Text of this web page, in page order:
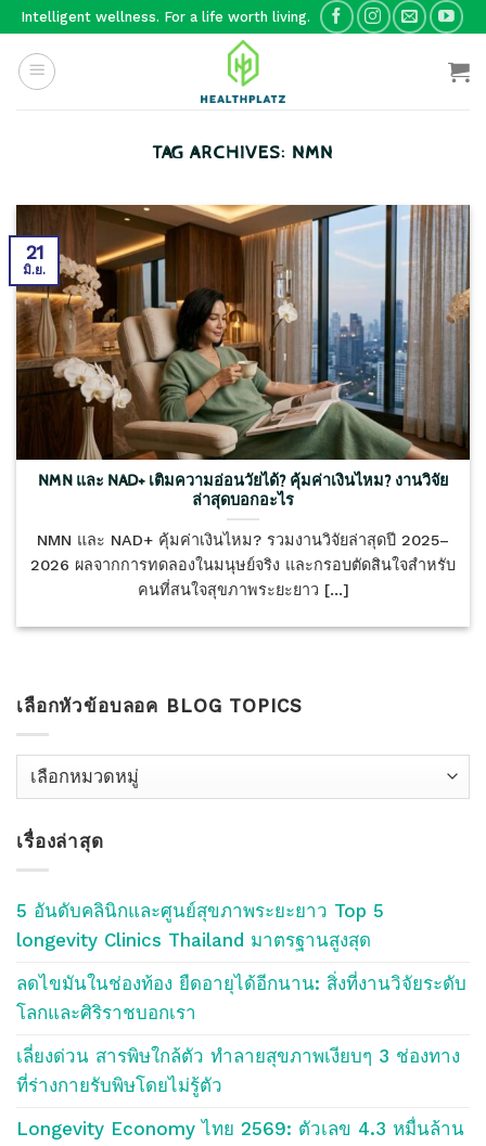
Skip
content
Intelligent wellness. For a life worth living.
TAG ARCHIVES: NMN
NMN และ NAD+ เติมความอ่อนวัยได้? คุ้มค่าเงินไหม? งานวิจัย
ล่าสุดบอกอะไร
NMN และ NAD+ คุ้มค่าเงินไหม? รวมงานวิจัยล่าสุดปี 2025–
2026 ผลจากการทดลองในมนุษย์จริง และกรอบตัดสินใจสำหรับ
คนที่สนใจสุขภาพระยะยาว [...]
21
มิ.ย.
เลือกหัวข้อบลอค BLOG TOPICS
เลือก
บลอค
Blog
เรื่องล่าสุด
5 อันดับคลินิกและศูนย์สุขภาพระยะยาว Top 5
longevity Clinics Thailand มาตรฐานสูงสุด
ลดไขมันในช่องท้อง ยืดอายุได้อีกนาน: สิ่งที่งานวิจัยระดับ
โลกและศิริราชบอกเรา
เลี่ยงด่วน สารพิษใกล้ตัว ทำลายสุขภาพเงียบๆ 3 ช่องทาง
ที่ร่างกายรับพิษโดยไม่รู้ตัว
Longevity Economy ไทย 2569: ตัวเลข 4.3 หมื่นล้าน